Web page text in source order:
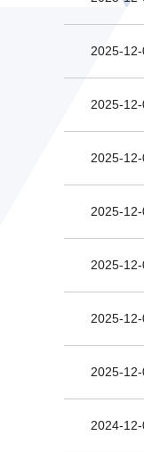
2025-12-
2025-12-
2025-12-
2025-12-
2025-12-
2025-12-
2025-12-
2024-12-